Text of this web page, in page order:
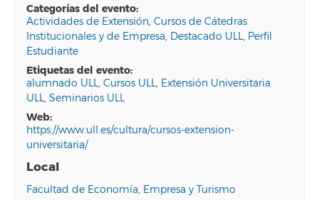
categorías del evento:
Actividades de Extensión,Cursos de Cátedras
Institucionales y de Empresa, Destacado ULL, Perfil
Estudiante
etiquetas del evento:
alumnado ULL,Cursos ULL, Extensión Universitaria
ULL,Seminarios ULL
web:
https://www.ull.es/cultura/cursos-extension-
universitaria/
Local
Facultad de Economía, Empresa y Turismo